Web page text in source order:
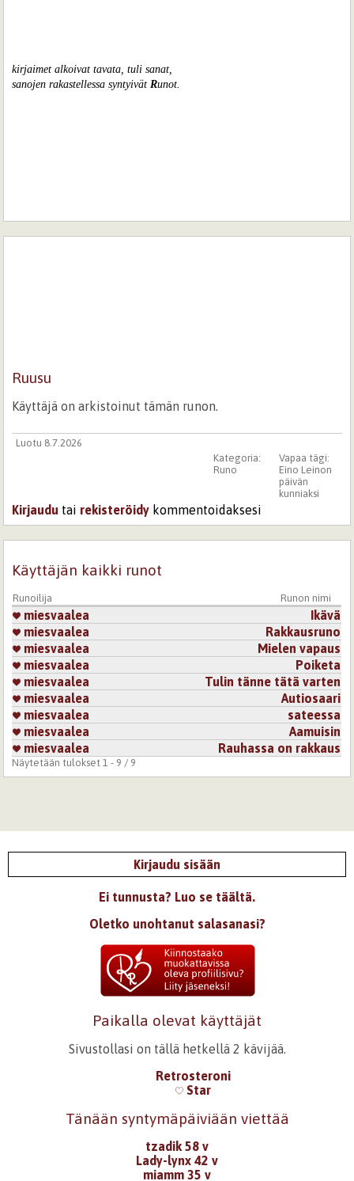
kirjaimet alkoivat tavata, tuli sanat,
sanojen rakastellessa syntyivät Runot.
Ruusu
Käyttäjä on arkistoinut tämän runon.
Luotu 8.7.2026
Vapaa tägi:
Eino Leinon
päivän
kunniaksi
Kategoria:
Runo
Kirjaudu tai rekisteröidy kommentoidaksesi
Käyttäjän kaikki runot
Runoilija Runon nimi
miesvaalea
Ikävä
miesvaalea
Rakkausruno
miesvaalea
Mielen vapaus
miesvaalea
Poiketa
miesvaalea
Tulin tänne tätä varten
miesvaalea
Autiosaari
miesvaalea
sateessa
miesvaalea
Aamuisin
miesvaalea
Rauhassa on rakkaus
Näytetään tulokset 1 - 9 / 9
Kirjaudu sisään
Ei tunnusta? Luo se täältä.
Oletko unohtanut salasanasi?
Paikalla olevat käyttäjät
Sivustollasi on tällä hetkellä 2 kävijää.
Retrosteroni
Star
Tänään syntymäpäiviään viettää
tzadik 58 v
Lady-lynx 42 v
miamm 35 v